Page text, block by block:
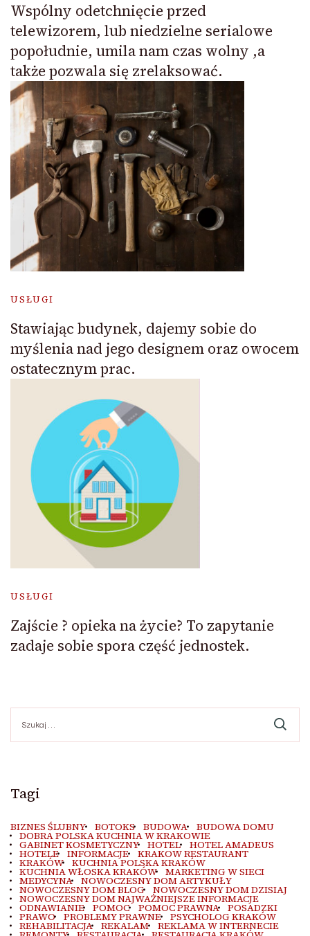
Wspólny odetchnięcie przed
telewizorem, lub niedzielne serialowe
popołudnie, umila nam czas wolny ,a
także pozwala się zrelaksować.
USŁUGI
Stawiając budynek, dajemy sobie do
myślenia nad jego designem oraz owocem
ostatecznym prac.
USŁUGI
Zajście ? opieka na życie? To zapytanie
zadaje sobie spora część jednostek.
Tagi
BIZNES ŚLUBNY BOTOKS BUDOWA BUDOWA DOMU
DOBRA POLSKA KUCHNIA W KRAKOWIE
GABINET KOSMETYCZNY HOTEL HOTEL AMADEUS
HOTELE INFORMACJE KRAKOW RESTAURANT
KRAKÓW KUCHNIA POLSKA KRAKÓW
KUCHNIA WŁOSKA KRAKÓW MARKETING W SIECI
MEDYCYNA NOWOCZESNY DOM ARTYKUŁY
NOWOCZESNY DOM BLOG NOWOCZESNY DOM DZISIAJ
NOWOCZESNY DOM NAJWAŻNIEJSZE INFORMACJE
ODNAWIANIE POMOC POMOC PRAWNA POSADZKI
PRAWO PROBLEMY PRAWNE PSYCHOLOG KRAKÓW
REHABILITACJA REKALAM REKLAMA W INTERNECIE